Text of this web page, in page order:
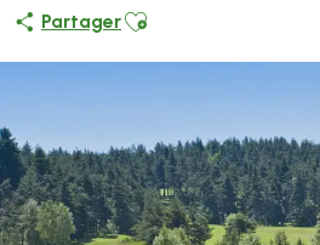
PartagerAjouter aux favoris